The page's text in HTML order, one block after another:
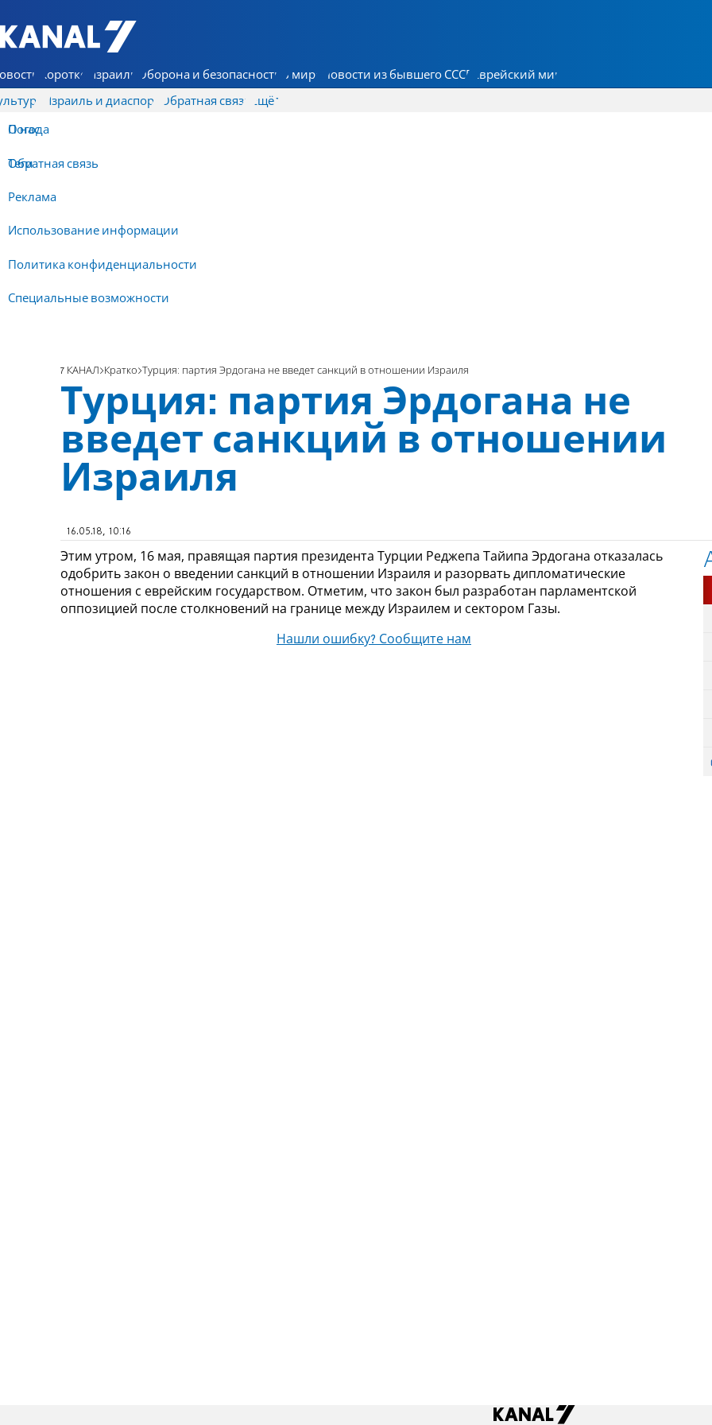
7 КАНАЛ - Аруц Шева
Коротко Израиль Оборона и безопасность В мире Новости из бывшего СССР Еврейский мир
Израиль и диаспора Обратная связь
О нас
Обратная связь
Реклама
Использование информации
Политика конфиденциальности
Специальные возможности
Ещё
Погода
Теги
7 КАНАЛ Кратко Турция: партия Эрдогана не введет санкций в отношении Израиля
Турция: партия Эрдогана не
введет санкций в отношении
Израиля
16.05.18, 10:16
Этим утром, 16 мая, правящая партия президента Турции Реджепа Тайипа Эрдогана отказалась
одобрить закон о введении санкций в отношении Израиля и разорвать дипломатические
отношения с еврейским государством. Отметим, что закон был разработан парламентской
оппозицией после столкновений на границе между Израилем и сектором Газы.
Нашли ошибку? Сообщите нам